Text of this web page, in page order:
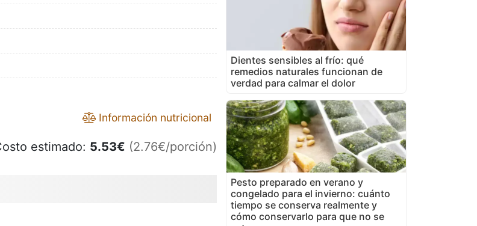
Información nutricional
estimado: 5.53€ (2.76€/porción)
Dientes sensibles al frío: qué
remedios naturales funcionan de
verdad para calmar el dolor
Pesto preparado en verano y
congelado para el invierno: cuánto
tiempo se conserva realmente y
cómo conservarlo para que no se